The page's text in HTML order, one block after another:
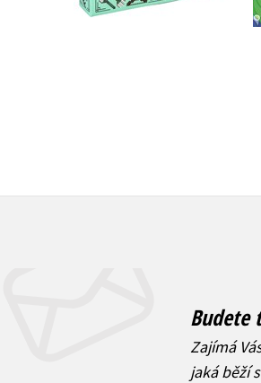
479 Kč
Budete
Zajímá
jaká běží